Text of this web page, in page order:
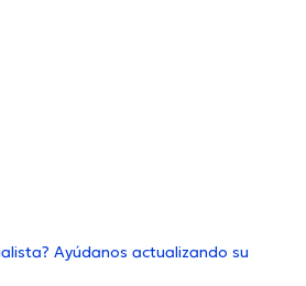
Ayúdanos actualizando su